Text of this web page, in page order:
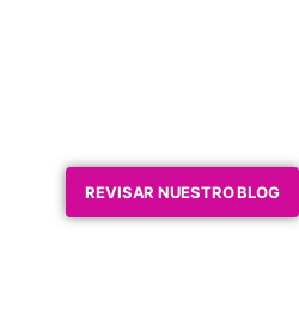
REVISAR NUESTRO BLOG